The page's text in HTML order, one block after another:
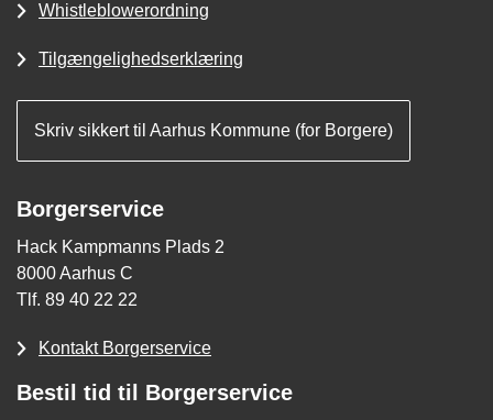
Whistleblowerordning
Tilgængelighedserklæring
Skriv sikkert til Aarhus Kommune (for Borgere)
Borgerservice
Hack Kampmanns Plads 2
8000 Aarhus C
Tlf. 89 40 22 22
Kontakt Borgerservice
Bestil tid til Borgerservice